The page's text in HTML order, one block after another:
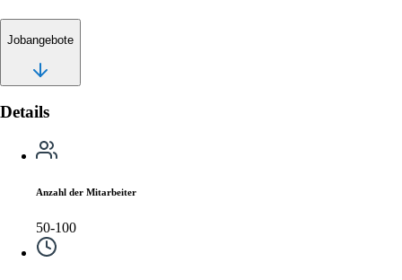
Jobangebote
Details
Anzahl der Mitarbeiter
50-100